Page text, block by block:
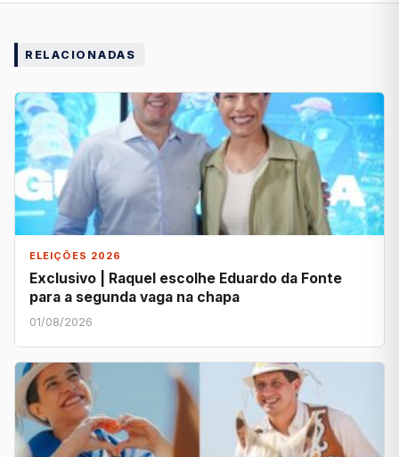
RELACIONADAS
ELEIÇÕES 2026
Exclusivo | Raquel escolhe Eduardo da Fonte
para a segunda vaga na chapa
01/08/2026